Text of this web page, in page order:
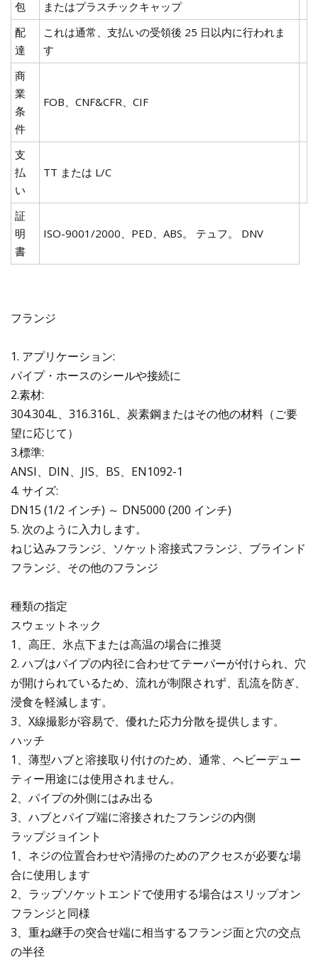
包
またはプラスチックキャップ
配
達
これは通常、支払いの受領後 25 日以内に行われま
す
商
業
条
件
FOB、CNF&CFR、CIF
支
払
い
TT または L/C
証
明
書
ISO-9001/2000、PED、ABS。 テュフ。 DNV
フランジ
1. アプリケーション:
パイプ・ホースのシールや接続に
2.素材:
304.304L、316.316L、炭素鋼またはその他の材料（ご要
望に応じて）
3.標準:
ANSI、DIN、JIS、BS、EN1092-1
4. サイズ:
DN15 (1/2 インチ) ～ DN5000 (200 インチ)
5. 次のように入力します。
ねじ込みフランジ、ソケット溶接式フランジ、ブラインド
フランジ、その他のフランジ
種類の指定
スウェットネック
1、高圧、氷点下または高温の場合に推奨
2. ハブはパイプの内径に合わせてテーパーが付けられ、穴
が開けられているため、流れが制限されず、乱流を防ぎ、
浸食を軽減します。
3、X線撮影が容易で、優れた応力分散を提供します。
ハッチ
1、薄型ハブと溶接取り付けのため、通常、ヘビーデュー
ティー用途には使用されません。
2、パイプの外側にはみ出る
3、ハブとパイプ端に溶接されたフランジの内側
ラップジョイント
1、ネジの位置合わせや清掃のためのアクセスが必要な場
合に使用します
2、ラップソケットエンドで使用する場合はスリップオン
フランジと同様
3、重ね継手の突合せ端に相当するフランジ面と穴の交点
の半径